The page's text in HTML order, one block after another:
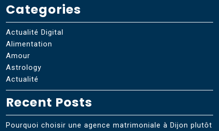
Categories
Actualité Digital
Alimentation
Amour
Astrology
Actualité
Recent Posts
Pourquoi choisir une agence matrimoniale à Dijon plutôt